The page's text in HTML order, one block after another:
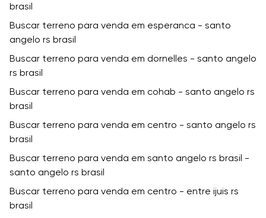
brasil
Buscar terreno para venda em esperanca - santo
angelo rs brasil
Buscar terreno para venda em dornelles - santo angelo
rs brasil
Buscar terreno para venda em cohab - santo angelo rs
brasil
Buscar terreno para venda em centro - santo angelo rs
brasil
Buscar terreno para venda em santo angelo rs brasil -
santo angelo rs brasil
Buscar terreno para venda em centro - entre ijuis rs
brasil